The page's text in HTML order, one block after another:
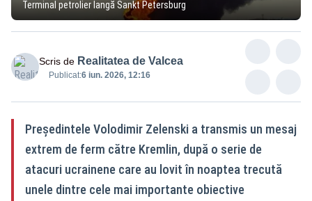
Terminal petrolier langă Sankt Petersburg
Scris de Realitatea de Valcea
Publicat:6 iun. 2026, 12:16
Președintele Volodimir Zelenski a transmis un mesaj
extrem de ferm către Kremlin, după o serie de
atacuri ucrainene care au lovit în noaptea trecută
unele dintre cele mai importante obiective